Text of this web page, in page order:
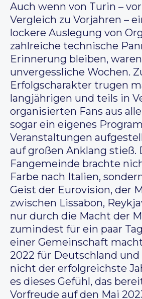
Auch wenn von Turin –
Vergleich zu Vorjahren –
lockere Auslegung von
zahlreiche technische
Erinnerung bleiben,
unvergessliche Wochen.
Erfolgscharakter trugen
langjährigen und teils in
organisierten Fans aus
sogar ein eigenes
Veranstaltungen
auf großen Anklang stieß.
Fangemeinde brachte
Farbe nach Italien,
Geist der Eurovision, der
zwischen Lissabon,
nur durch die Macht der
zumindest für ein paar
einer Gemeinschaft
2022 für Deutschland und
nicht der erfolgreichste
es dieses Gefühl, das
Vorfreude auf den Mai